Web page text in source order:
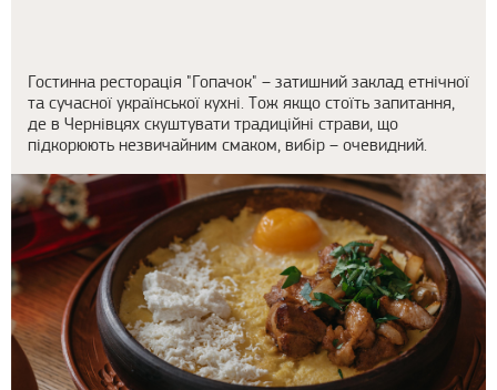
Гостинна ресторація "Гопачок" – затишний заклад етнічної
та сучасної української кухні. Тож якщо стоїть запитання,
де в Чернівцях скуштувати традиційні страви, що
підкорюють незвичайним смаком, вибір – очевидний.